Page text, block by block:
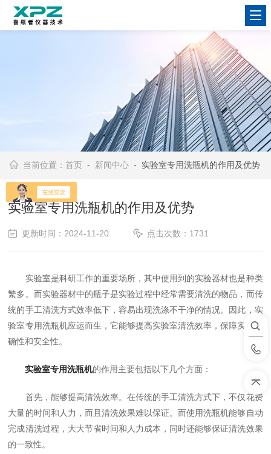
当前位置：首页 - 新闻中心 - 实验室专用洗瓶机的作用及优势
实验室专用洗瓶机的作用及优势
更新时间：2024-11-20 点击次数：1731
实验室是科研工作的重要场所，其中使用到的实验器材也是种类
繁多。而实验器材中的瓶子是实验过程中经常需要清洗的物品，而传
统的手工清洗方式效率低下，容易出现洗涤不干净的情况。因此，实
验室专用洗瓶机应运而生，它能够提高实验室清洗效率，保障实验准
确性和安全性。
实验室专用洗瓶机的作用主要包括以下几个方面：
首先，能够提高清洗效率。在传统的手工清洗方式下，不仅花费
大量的时间和人力，而且清洗效果难以保证。而使用洗瓶机能够自动
完成清洗过程，大大节省时间和人力成本，同时还能够保证清洗效果
的一致性。